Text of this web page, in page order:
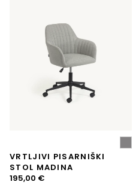
VRTLJIVI PISARNIŠKI
STOL MADINA
195,00 €